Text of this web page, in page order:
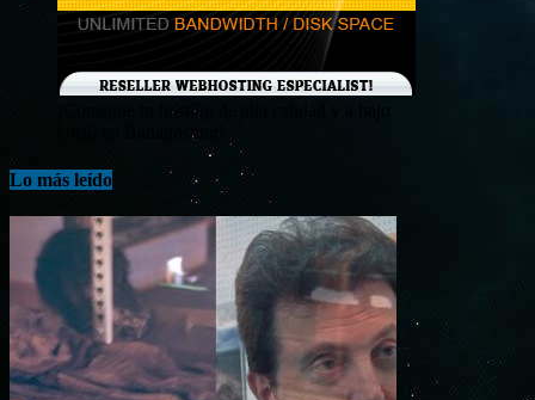
¡Consigue tu hosting de alta calidad y a bajo
costo en Banahosting!
Lo más leído